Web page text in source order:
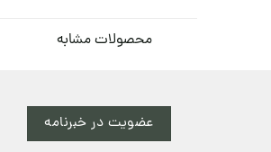
محصولات مشابه
عضویت در خبرنامه